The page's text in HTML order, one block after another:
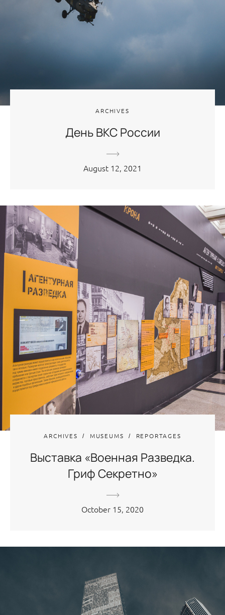
ARCHIVES
День ВКС России
August 12, 2021
ARCHIVES MUSEUMS REPORTAGES
Выставка «Военная Разведка.
Гриф Секретно»
October 15, 2020